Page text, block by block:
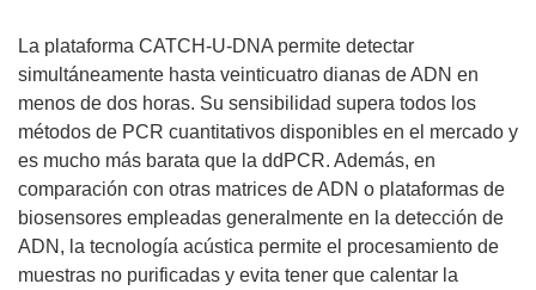
a
v
e
n
t
a
n
a
)
e
n
u
n
a
n
u
e
v
La plataforma CATCH-U-DNA permite detectar
simultáneamente hasta veinticuatro dianas de ADN en
menos de dos horas. Su sensibilidad supera todos los
métodos de PCR cuantitativos disponibles en el mercado y
es mucho más barata que la ddPCR. Además, en
comparación con otras matrices de ADN o plataformas de
biosensores empleadas generalmente en la detección de
ADN, la tecnología acústica permite el procesamiento de
muestras no purificadas y evita tener que calentar la